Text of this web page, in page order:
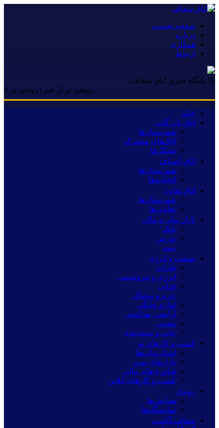
صفحه نخست
درباره
همکاری
ارتباط
۞ پایگاه خبری اتاق شفاف :
روشن تر از خبر | روشن تر از
خانه
اتاق بازرگانی
شهرستان‌ها
اتاق‌های مشترک
تشکل‌ها
اتاق اصناف
شهرستان‌ها
اتحادیه‌ها
اتاق تعاون
شهرستان‌ها
تعاونی‌ها
بازار پولی و مالی
بانک
بورس
بیمه
صنعت و انرژی
فلزات
انرژی و پتروشیمی
غذایی
چرم و پوشاک
لوازم خانگی
آرایشی بهداشتی
معدنی
چاپ و بسته‌بندی
کسب و کارهای نو
استارت‌آپ‌ها
بازارهای نوین
فناوری‌های مالی
کسب و کارهای آنلاین
رویداد
همایش‌ها
نمایشگاه‌ها
شفاف‌نگاشت